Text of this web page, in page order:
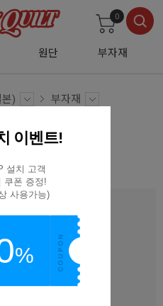
원단 부자재
0
) 부자재
퀼팅실 150 74
074
이벤트!
설치 고객
쿠폰 증정!
사용가능)
%